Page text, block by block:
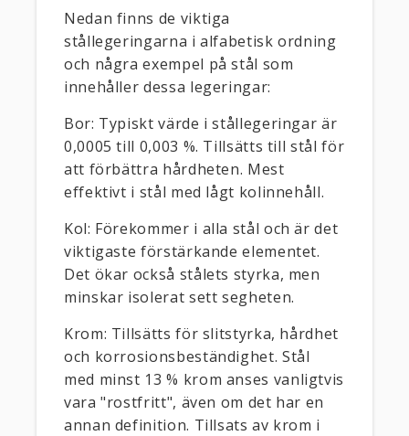
Nedan finns de viktiga
stållegeringarna i alfabetisk ordning
och några exempel på stål som
innehåller dessa legeringar:
Bor: Typiskt värde i stållegeringar är
0,0005 till 0,003 %. Tillsätts till stål för
att förbättra hårdheten. Mest
effektivt i stål med lågt kolinnehåll.
Kol: Förekommer i alla stål och är det
viktigaste förstärkande elementet.
Det ökar också stålets styrka, men
minskar isolerat sett segheten.
Krom: Tillsätts för slitstyrka, hårdhet
och korrosionsbeständighet. Stål
med minst 13 % krom anses vanligtvis
vara "rostfritt", även om det har en
annan definition. Tillsats av krom i